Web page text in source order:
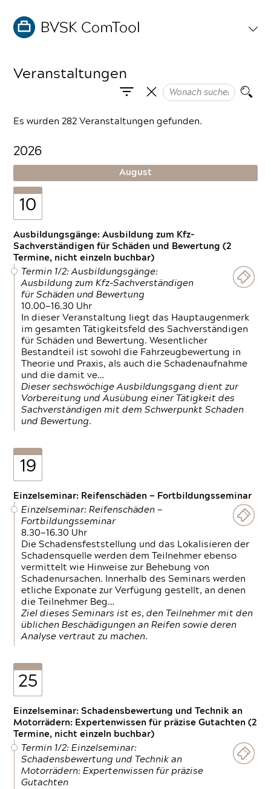
Veranstaltungen
Es wurden 282 Veranstaltungen gefunden.
2026
August
10
Ausbildungsgänge: Ausbildung zum Kfz-
Sachverständigen für Schäden und Bewertung (2
Termine, nicht einzeln buchbar)
Termin 1/2: Ausbildungsgänge:
Ausbildung zum Kfz-Sachverständigen
für Schäden und Bewertung
10.00—16.30 Uhr
In dieser Veranstaltung liegt das Hauptaugenmerk
im gesamten Tätigkeitsfeld des Sachverständigen
für Schäden und Bewertung. Wesentlicher
Bestandteil ist sowohl die Fahrzeugbewertung in
Theorie und Praxis, als auch die Schadenaufnahme
und die damit ve…
Dieser sechswöchige Ausbildungsgang dient zur
Vorbereitung und Ausübung einer Tätigkeit des
Sachverständigen mit dem Schwerpunkt Schaden
und Bewertung.
19
Einzelseminar: Reifenschäden — Fortbildungsseminar
Einzelseminar: Reifenschäden —
Fortbildungsseminar
8.30—16.30 Uhr
Die Schadensfeststellung und das Lokalisieren der
Schadensquelle werden dem Teilnehmer ebenso
vermittelt wie Hinweise zur Behebung von
Schadenursachen. Innerhalb des Seminars werden
etliche Exponate zur Verfügung gestellt, an denen
die Teilnehmer Beg…
Ziel dieses Seminars ist es, den Teilnehmer mit den
üblichen Beschädigungen an Reifen sowie deren
Analyse vertraut zu machen.
25
Einzelseminar: Schadensbewertung und Technik an
Motorrädern: Expertenwissen für präzise Gutachten (2
Termine, nicht einzeln buchbar)
Termin 1/2: Einzelseminar:
Schadensbewertung und Technik an
Motorrädern: Expertenwissen für präzise
Gutachten